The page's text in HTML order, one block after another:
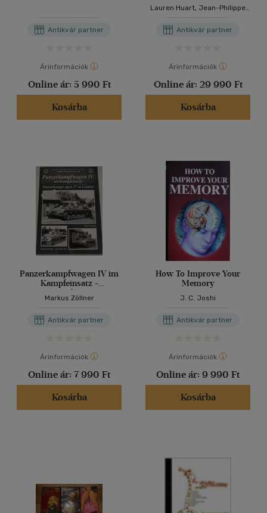
Antikvár partner
Árinformációk
Online ár: 5 990 Ft
Kosárba
Lauren Huart, Jean-Philippe
Antikvár partner
Árinformációk
Online ár: 29 990 Ft
Kosárba
Panzerkampfwagen IV im
Kampfeinsatz -
Panzerkampfwagen IV in
Combat (Német-Angol
Markus Zöllner
Antikvár partner
Árinformációk
Online ár: 7 990 Ft
Kosárba
How To Improve Your
Memory
J. C. Joshi
Antikvár partner
Árinformációk
Online ár: 9 990 Ft
Kosárba